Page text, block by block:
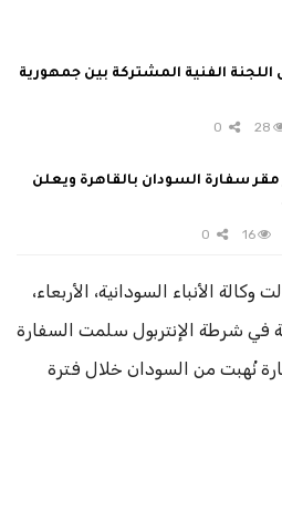
اللجنة الفنية المشتركة بين جمهورية
28
مقر سفارة السودان بالقاهرة ويعلن
16
الأنباء السودانية، الأربعاء،
في شرطة الإنتربول سلمت السفارة
في تشاد 124 سيارة نُهبت من السودان خلال فترة